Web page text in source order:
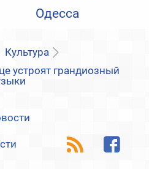
Одесса
Культура
устроят грандиозный